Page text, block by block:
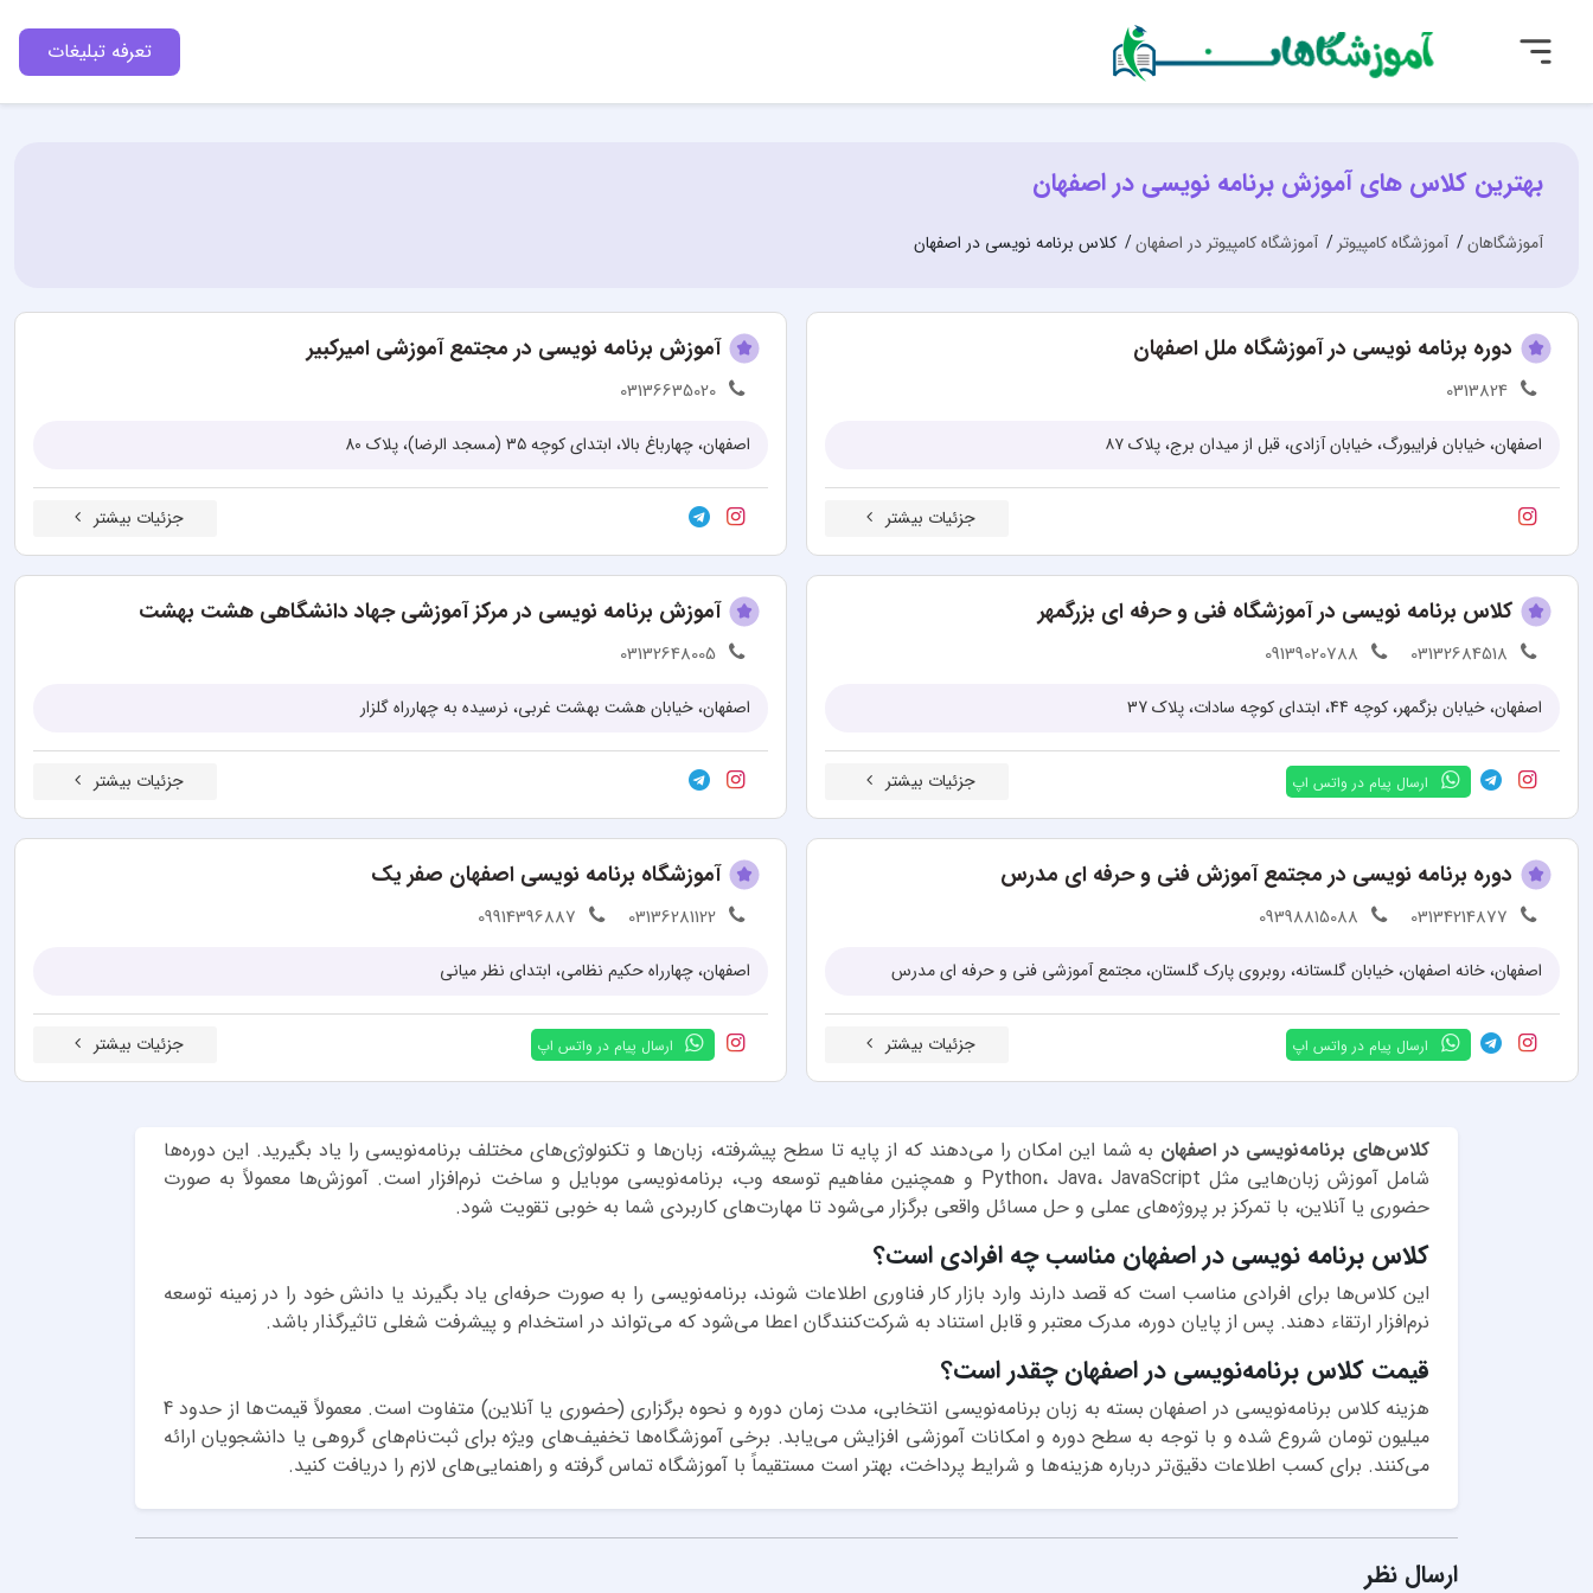
تعرفه تبلیغات
بهترین کلاس های آموزش برنامه نویسی در اصفهان
آموزشگاهان آموزشگاه کامپیوتر آموزشگاه کامپیوتر در اصفهان کلاس برنامه نویسی در اصفهان
دوره برنامه نویسی در آموزشگاه ملل اصفهان
0313824
اصفهان، خیابان فرایبورگ، خیابان آزادی، قبل از میدان برج، پلاک ۸۷
جزئیات بیشتر
آموزش برنامه نویسی در مجتمع آموزشی امیرکبیر
03136635020
اصفهان، چهارباغ بالا، ابتدای کوچه ۳۵ (مسجد الرضا)، پلاک 80
جزئیات بیشتر
کلاس برنامه نویسی در آموزشگاه فنی و حرفه ای بزرگمهر
03132684518
09139020788
اصفهان، خیابان بزگمهر، کوچه 44، ابتدای کوچه سادات، پلاک 37
ارسال پیام در واتس اپ جزئیات بیشتر
آموزش برنامه نویسی در مرکز آموزشی جهاد دانشگاهی هشت بهشت
03132648005
اصفهان، خیابان هشت بهشت غربی، نرسیده به چهارراه گلزار
جزئیات بیشتر
دوره برنامه نویسی در مجتمع آموزش فنی و حرفه ای مدرس
03134214877
09398815088
اصفهان، خانه اصفهان، خیابان گلستانه، روبروی پارک گلستان، مجتمع آموزشی فنی و حرفه ای مدرس
ارسال پیام در واتس اپ جزئیات بیشتر
آموزشگاه برنامه نویسی اصفهان صفر یک
03136281122
09914396887
اصفهان، چهارراه حکیم نظامی، ابتدای نظر میانی
ارسال پیام در واتس اپ جزئیات بیشتر
کلاس‌های برنامه‌نویسی در اصفهان به شما این امکان را می‌دهند که از پایه تا سطح پیشرفته، زبان‌ها و تکنولوژی‌های مختلف برنامه‌نویسی را یاد بگیرید. این دوره‌ها
شامل آموزش زبان‌هایی مثل Python، Java، JavaScript و همچنین مفاهیم توسعه وب، برنامه‌نویسی موبایل و ساخت نرم‌افزار است. آموزش‌ها معمولاً به صورت
حضوری یا آنلاین، با تمرکز بر پروژه‌های عملی و حل مسائل واقعی برگزار می‌شود تا مهارت‌های کاربردی شما به خوبی تقویت شود.
کلاس برنامه نویسی در اصفهان مناسب چه افرادی است؟
این کلاس‌ها برای افرادی مناسب است که قصد دارند وارد بازار کار فناوری اطلاعات شوند، برنامه‌نویسی را به صورت حرفه‌ای یاد بگیرند یا دانش خود را در زمینه توسعه
نرم‌افزار ارتقاء دهند. پس از پایان دوره، مدرک معتبر و قابل استناد به شرکت‌کنندگان اعطا می‌شود که می‌تواند در استخدام و پیشرفت شغلی تاثیرگذار باشد.
قیمت کلاس برنامه‌نویسی در اصفهان چقدر است؟
هزینه کلاس برنامه‌نویسی در اصفهان بسته به زبان برنامه‌نویسی انتخابی، مدت زمان دوره و نحوه برگزاری (حضوری یا آنلاین) متفاوت است. معمولاً قیمت‌ها از حدود 4
میلیون تومان شروع شده و با توجه به سطح دوره و امکانات آموزشی افزایش می‌یابد. برخی آموزشگاه‌ها تخفیف‌های ویژه برای ثبت‌نام‌های گروهی یا دانشجویان ارائه
می‌کنند. برای کسب اطلاعات دقیق‌تر درباره هزینه‌ها و شرایط پرداخت، بهتر است مستقیماً با آموزشگاه تماس گرفته و راهنمایی‌های لازم را دریافت کنید.
ارسال نظر